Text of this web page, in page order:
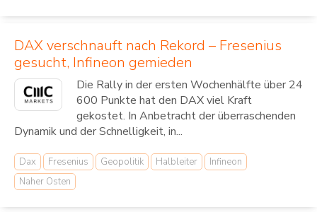
DAX verschnauft nach Rekord – Fresenius
gesucht, Infineon gemieden
Die Rally in der ersten Wochenhälfte über 24
600 Punkte hat den DAX viel Kraft
gekostet. In Anbetracht der überraschenden
Dynamik und der Schnelligkeit, in...
Dax Fresenius Geopolitik Halbleiter
Infineon
Naher Osten